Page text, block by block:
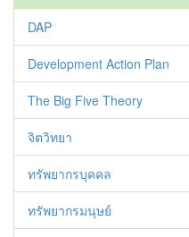
DAP
Development Action Plan
The Big Five Theory
จิตวิทยา
ทรัพยากรบุคคล
ทรัพยากรมนุษย์